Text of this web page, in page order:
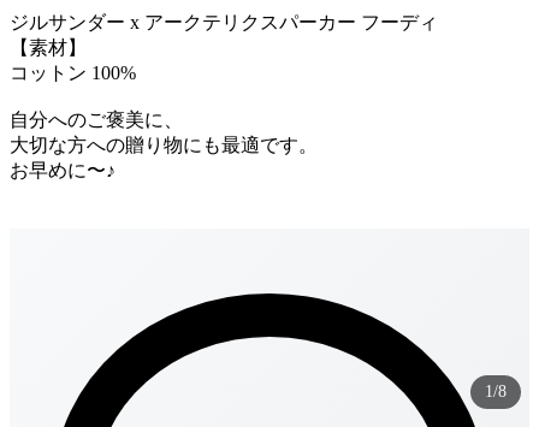
1/8
ジルサンダー x アークテリクスパーカー フーディ
【素材】
コットン 100%
自分へのご褒美に、
大切な方への贈り物にも最適です。
お早めに〜♪